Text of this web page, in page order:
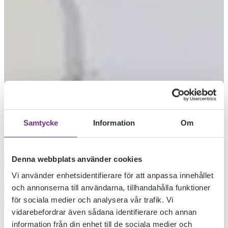
Samtycke Information Om
Denna webbplats använder cookies
Vi använder enhetsidentifierare för att anpassa innehållet
och annonserna till användarna, tillhandahålla funktioner
för sociala medier och analysera vår trafik. Vi
vidarebefordrar även sådana identifierare och annan
information från din enhet till de sociala medier och